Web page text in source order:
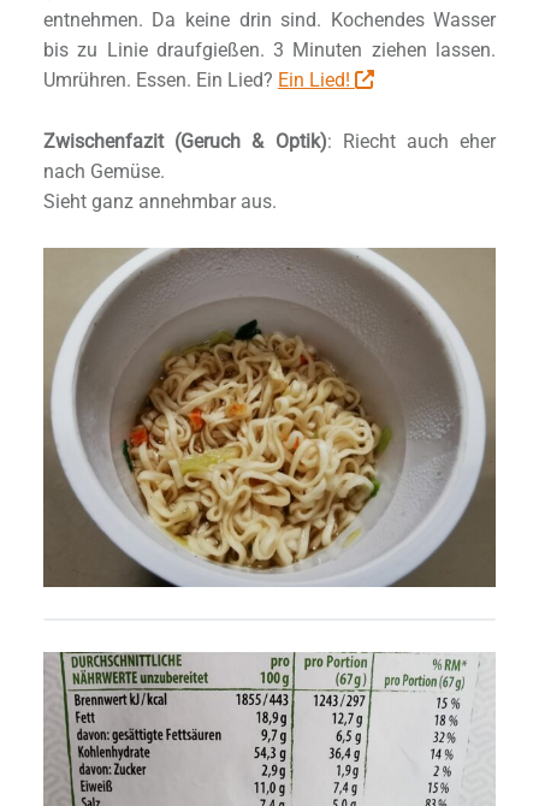
entnehmen. Da keine drin sind. Kochendes Wasser
bis zu Linie draufgießen. 3 Minuten ziehen lassen.
Umrühren. Essen. Ein Lied? Ein Lied!
Zwischenfazit (Geruch & Optik): Riecht auch eher
nach Gemüse.
Sieht ganz annehmbar aus.